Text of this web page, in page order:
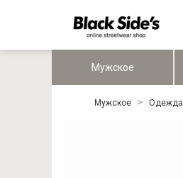
Мужское Одежда
Мужское